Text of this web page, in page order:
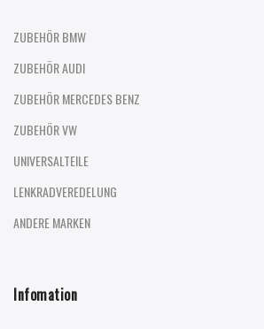
ZUBEHÖR BMW
ZUBEHÖR AUDI
ZUBEHÖR MERCEDES BENZ
ZUBEHÖR VW
UNIVERSALTEILE
LENKRADVEREDELUNG
ANDERE MARKEN
Infomation